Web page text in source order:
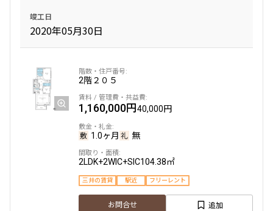
竣工日
2020年05月30日
2階２０５
1,160,000円40,000円
1.0ヶ月 無
2LDK+2WIC+SIC104.38㎡
三井の賃貸 駅近 フリーレント
お問合せ 追加